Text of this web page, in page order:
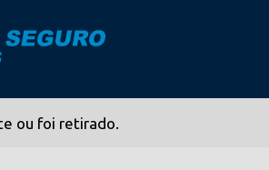
ou foi retirado.